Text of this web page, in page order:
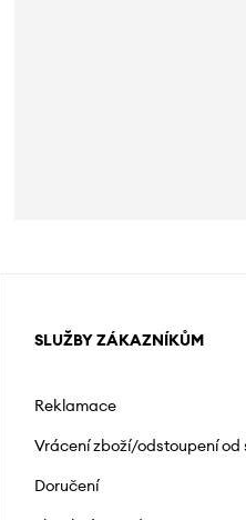
SLUŽBY ZÁKAZNÍKŮM
Reklamace
Vrácení zboží/odstoupení od
Doručení